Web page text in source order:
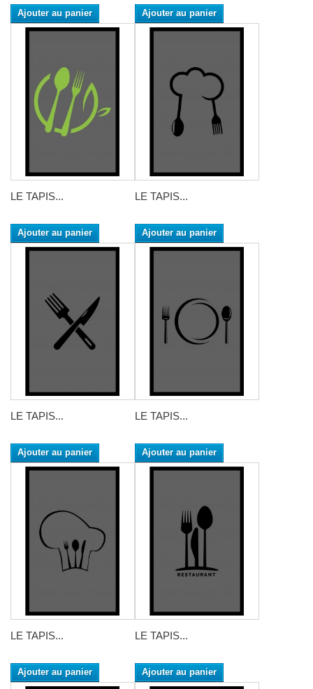
Ajouter au panier Ajouter au panier
LE TAPIS...
Ajouter au panier
LE TAPIS...
Ajouter au panier
LE TAPIS...
Ajouter au panier
LE TAPIS...
Ajouter au panier
LE TAPIS...
Ajouter au panier
LE TAPIS...
Ajouter au panier